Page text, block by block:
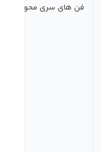
فن های سری محوری